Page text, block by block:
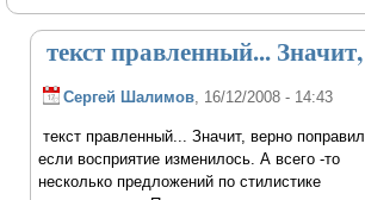
текст правленный... Значит,
Сергей Шалимов, 16/12/2008 - 14:43
текст правленный... Значит, верно поправил,
если восприятие изменилось. А всего -то
несколько предложений по стилистике